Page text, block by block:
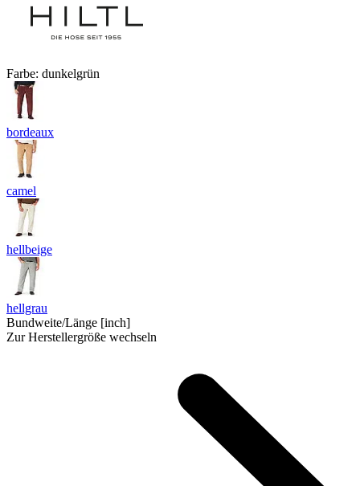
Farbe: dunkelgrün
bordeaux
camel
hellbeige
hellgrau
Bundweite/Länge [inch]
Zur Herstellergröße wechseln